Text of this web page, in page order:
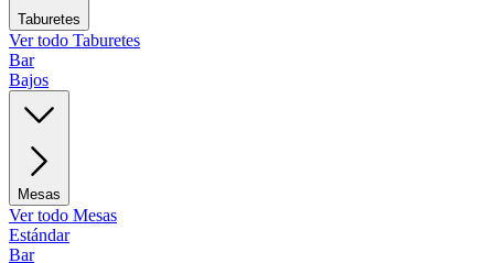
Taburetes
Ver todo Taburetes
Bar
Bajos
Mesas
Ver todo Mesas
Estándar
Bar